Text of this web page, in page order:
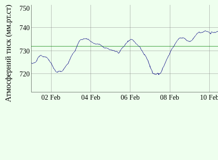
Атмосферний тиск (мм.рт.ст) 720
730
740
750
02 Feb 04 Feb 06 Feb 08 Feb 10